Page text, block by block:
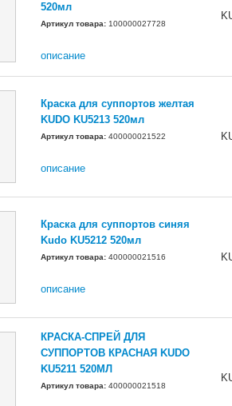
520мл
Артикул товара: 100000027728
описание
Краска для суппортов желтая
KUDO KU5213 520мл
Артикул товара: 400000021522
описание
Краска для суппортов синяя
Kudo KU5212 520мл
Артикул товара: 400000021516
описание
КРАСКА-СПРЕЙ ДЛЯ
СУППОРТОВ КРАСНАЯ KUDO
KU5211 520МЛ
Артикул товара: 400000021518